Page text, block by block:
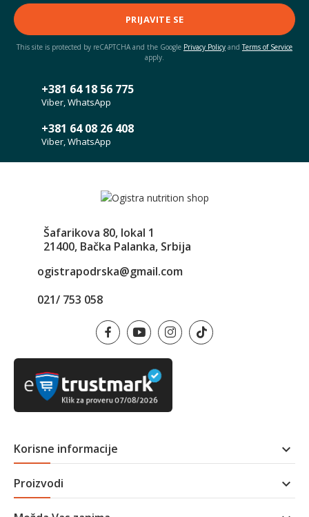
PRIJAVITE SE
This site is protected by reCAPTCHA and the Google Privacy Policy andTerms of Service
apply.
+381 64 18 56 775
Viber, WhatsApp
+381 64 08 26 408
Viber, WhatsApp
Šafarikova 80, lokal 1
21400, Bačka Palanka, Srbija
ogistrapodrska@gmail.com
021/ 753 058
Korisne informacije 
Proizvodi 